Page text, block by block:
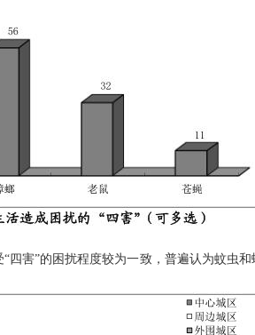
害”的困扰程度较为一致，普遍认为蚊虫